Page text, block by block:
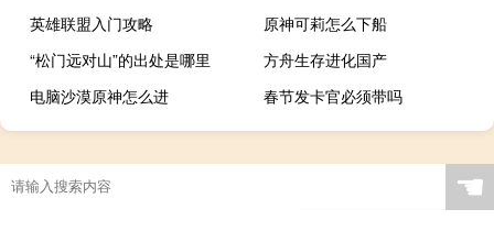
英雄联盟入门攻略
原神可莉怎么下船
“松门远对山”的出处是哪里
方舟生存进化国产
电脑沙漠原神怎么进
春节发卡官必须带吗
☚